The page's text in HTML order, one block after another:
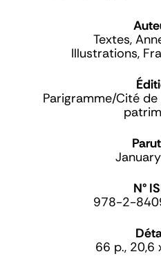
Textes,
Illustrations,
Parigramme/Cité
N°
978-2-
66 p., 20,6